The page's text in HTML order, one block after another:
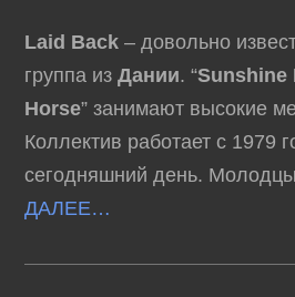
Laid Back – довольно
группа изДании. “Sunshine
Horse” занимают высокие
Коллектив работает с 1979
сегодняшний день.
ДАЛЕЕ…